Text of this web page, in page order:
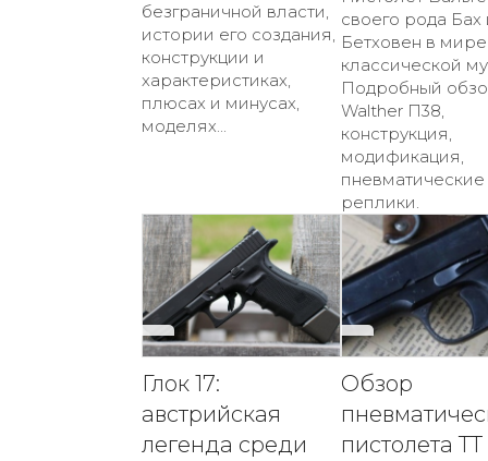
безграничной власти,
истории его создания,
конструкции и
характеристиках,
плюсах и минусах,
моделях...
своего рода Бах
Бетховен в мире
классической
Подробный
Walther П38,
конструкция,
модификация,
пневматические
реплики.
Глок 17:
австрийская
легенда среди
Обзор
пистолета ТТ